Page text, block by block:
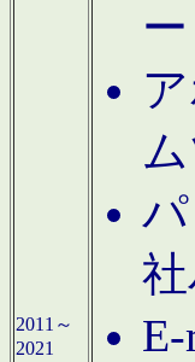
2011～
2021
ム